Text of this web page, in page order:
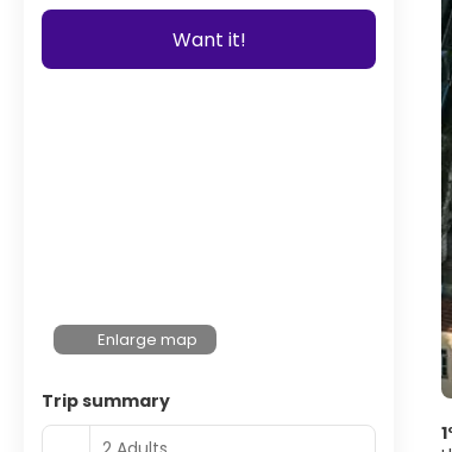
Want it!
Enlarge map
Trip summary